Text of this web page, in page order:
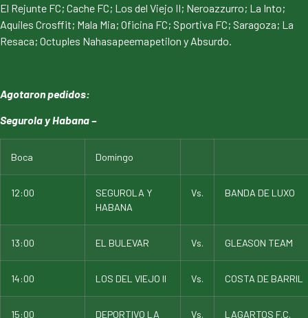
El Rejunte FC; Cache FC; Los del Viejo II; Neroazzurro; La Into;
Aquiles Crosffit; Mala Mia; Oficina FC; Sportiva FC; Saragoza; La
Resaca; Octuples Nahasapeemapetilon y Absurdo.
Agotaron pedidos:
Segurola y Habana –
Boca Domingo
12:00
SEGUROLA Y
HABANA
Vs. BANDA DE LUXO
13:00 EL BULEVAR Vs. GLEASON TEAM
14:00 LOS DEL VIEJO II Vs. COSTA DE BARRIL
15:00
DEPORTIVO LA
Vs. LAGARTOS F.C.